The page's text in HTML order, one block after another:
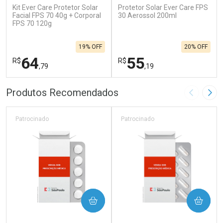
Kit Ever Care Protetor Solar
Facial FPS 70 40g + Corporal
FPS 70 120g
R$64,79
19% OFF
FECHAR
Laboratório
FECHAR
Por Menos
Protetor Solar Ever Care FPS
30 Aerossol 200ml
R$55,19
20% OFF
Laboratório
Por Menos
Produtos Recomendados Imagem
Patrocinado
COMPRAR
Patrocinado
COMPRAR